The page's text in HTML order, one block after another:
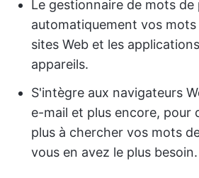
Le gestionnaire de mots de
automatiquement vos mots
sites Web et les
appareils.
S'intègre aux navigateurs
e-mail et plus encore, pour
plus à chercher vos mots
vous en avez le plus besoin.